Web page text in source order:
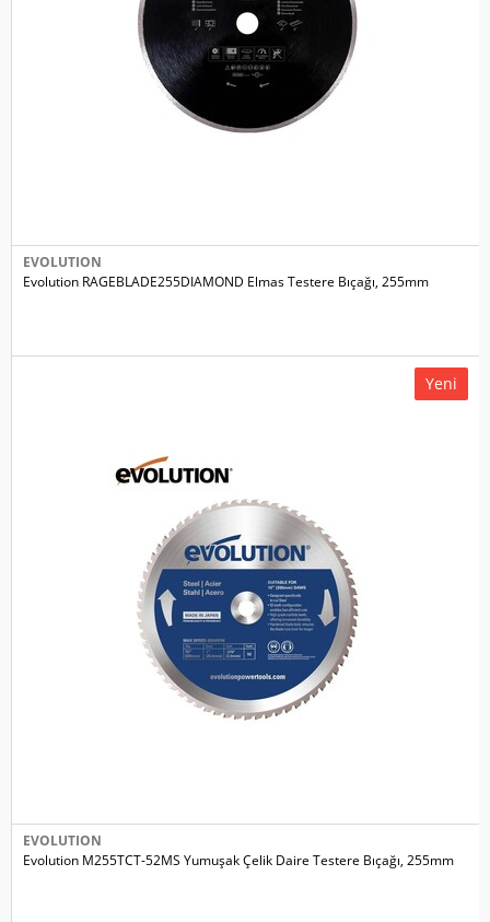
EVOLUTION
Evolution RAGEBLADE255DIAMOND Elmas Testere Bıçağı, 255mm
Yeni
EVOLUTION
Evolution M255TCT-52MS Yumuşak Çelik Daire Testere Bıçağı, 255mm